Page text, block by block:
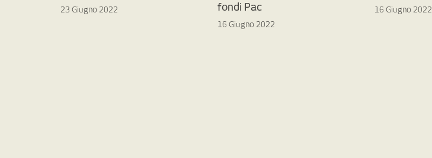
23 Giugno 2022
fondi Pac
16 Giugno 2022
16 Giugno 2022